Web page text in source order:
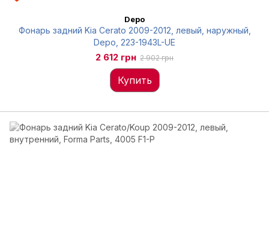
Depo
Фонарь задний Kia Cerato 2009-2012, левый, наружный,
Depo, 223-1943L-UE
2 612 грн 2 902 грн
Купить